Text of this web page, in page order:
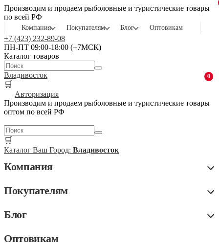
Производим и продаем рыболовные и туристические товары
по всей РФ
Компания Покупателям Блог Оптовикам
+7 (423) 232-89-08
ПН-ПТ 09:00-18:00 (+7МСК)
Каталог товаров
Владивосток
🛒
0
Авторизация
Производим и продаем рыболовные и туристические товары
оптом по всей РФ
🛒
Каталог Ваш Город: Владивосток
Компания
Покупателям
Блог
Оптовикам